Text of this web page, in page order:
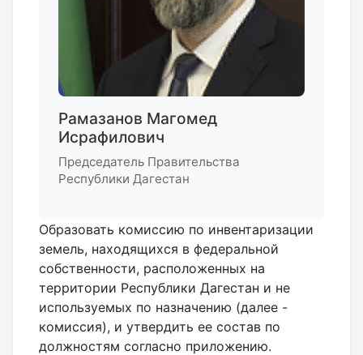
Рамазанов Магомед
Исрафилович
Председатель Правительства
Республики Дагестан
Образовать комиссию по инвентаризации
земель, находящихся в федеральной
собственности, расположенных на
территории Республики Дагестан и не
используемых по назначению (далее -
комиссия), и утвердить ее состав по
должностям согласно приложению.